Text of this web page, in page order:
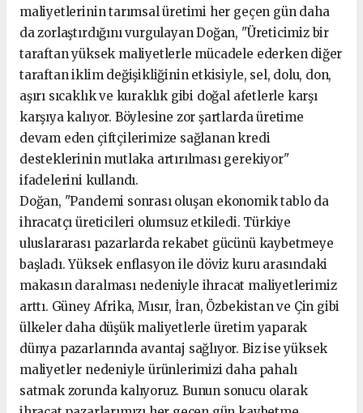
maliyetlerinin tarımsal üretimi her geçen gün daha
da zorlaştırdığını vurgulayan Doğan, "Üreticimiz bir
taraftan yüksek maliyetlerle mücadele ederken diğer
taraftan iklim değişikliğinin etkisiyle, sel, dolu, don,
aşırı sıcaklık ve kuraklık gibi doğal afetlerle karşı
karşıya kalıyor. Böylesine zor şartlarda üretime
devam eden çiftçilerimize sağlanan kredi
desteklerinin mutlaka artırılması gerekiyor"
ifadelerini kullandı.
Doğan, "Pandemi sonrası oluşan ekonomik tablo da
ihracatçı üreticileri olumsuz etkiledi. Türkiye
uluslararası pazarlarda rekabet gücünü kaybetmeye
başladı. Yüksek enflasyon ile döviz kuru arasındaki
makasın daralması nedeniyle ihracat maliyetlerimiz
arttı. Güney Afrika, Mısır, İran, Özbekistan ve Çin gibi
ülkeler daha düşük maliyetlerle üretim yaparak
dünya pazarlarında avantaj sağlıyor. Biz ise yüksek
maliyetler nedeniyle ürünlerimizi daha pahalı
satmak zorunda kalıyoruz. Bunun sonucu olarak